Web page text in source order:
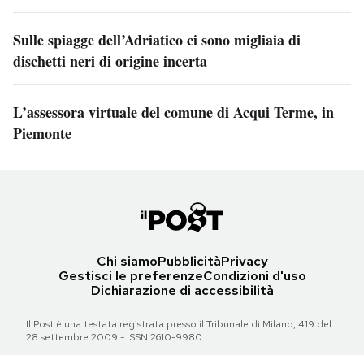
Sulle spiagge dell’Adriatico ci sono migliaia di
dischetti neri di origine incerta
L’assessora virtuale del comune di Acqui Terme, in
Piemonte
Chi siamoPubblicitàPrivacy
Gestisci le preferenzeCondizioni d'uso
Dichiarazione di accessibilità
Il Post è una testata registrata presso il Tribunale di Milano, 419 del
28 settembre 2009 - ISSN 2610-9980